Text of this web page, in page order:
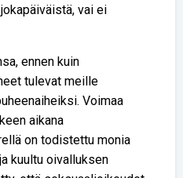
vai ei
ennen kuin
tulevat meille
Voimaa
aikana
on todistettu monia
kuultu oivalluksen